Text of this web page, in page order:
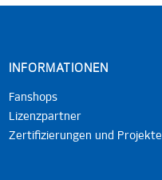
INFORMATIONEN
Fanshops
Lizenzpartner
Zertifizierungen und Projekte